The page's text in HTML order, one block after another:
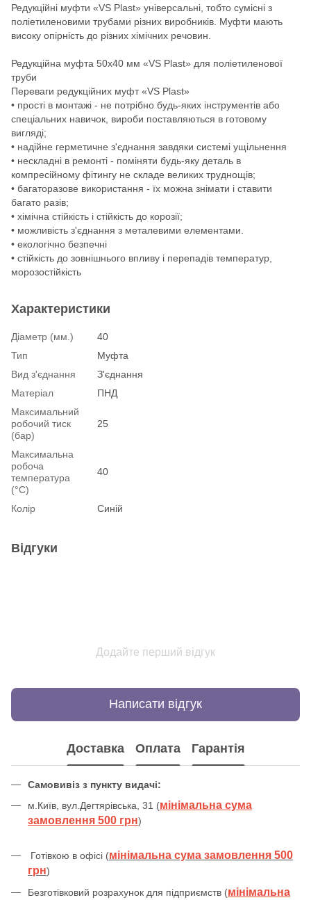
Редукційні муфти «VS Plast» універсальні, тобто сумісні з
поліетиленовими трубами різних виробників. Муфти мають
високу опірність до різних хімічних речовин.
Редукційна муфта 50х40 мм «VS Plast» для поліетиленової
труби
Переваги редукційних муфт «VS Plast»
• прості в монтажі - не потрібно будь-яких інструментів або
спеціальних навичок, вироби поставляються в готовому
вигляді;
• надійне герметичне з'єднання завдяки системі ущільнення
• нескладні в ремонті - поміняти будь-яку деталь в
компресійному фітингу не складе великих труднощів;
• багаторазове використання - їх можна знімати і ставити
багато разів;
• хімічна стійкість і стійкість до корозії;
• можливість з'єднання з металевими елементами.
• екологічно безпечні
• стійкість до зовнішнього впливу і перепадів температур,
морозостійкість
Характеристики
Діаметр (мм.)
40
Тип
Муфта
Вид з'єднання
З'єднання
Матеріал
ПНД
Максимальний
робочий тиск
(бар)
25
Максимальна
робоча
температура
(°С)
40
Колір Синій
Відгуки
Додайте перший відгук
Написати відгук
Доставка Оплата Гарантія
Самовивіз з пункту видачі:
м.Київ, вул.Дегтярівська, 31 (мінімальна сума
замовлення 500 грн)
Готівкою в офісі (мінімальна сума замовлення 500
грн)
Безготівковий розрахунок для підприємств (мінімальна